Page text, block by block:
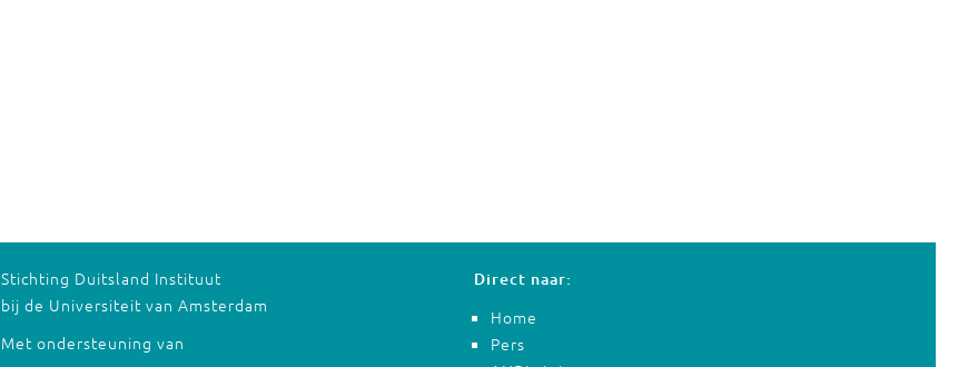
Stichting Duitsland Instituut
bij de Universiteit van Amsterdam
Met ondersteuning van
Direct naar:
Home
Pers